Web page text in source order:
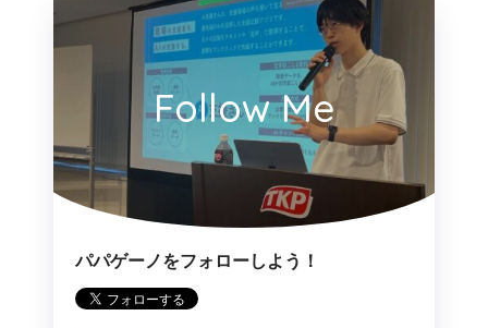
Follow Me
パパゲーノをフォローしよう！